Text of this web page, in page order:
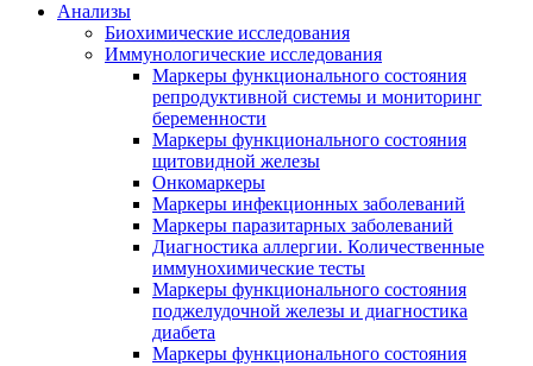
Анализы
Биохимические исследования
Иммунологические исследования
Маркеры функционального состояния
репродуктивной системы и мониторинг
беременности
Маркеры функционального состояния
щитовидной железы
Онкомаркеры
Маркеры инфекционных заболеваний
Маркеры паразитарных заболеваний
Диагностика аллергии. Количественные
иммунохимические тесты
Маркеры функционального состояния
поджелудочной железы и диагностика
диабета
Маркеры функционального состояния